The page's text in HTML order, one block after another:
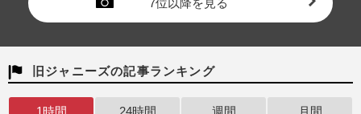
旧ジャニーズの記事ランキング
1時間 24時間 週間 月間